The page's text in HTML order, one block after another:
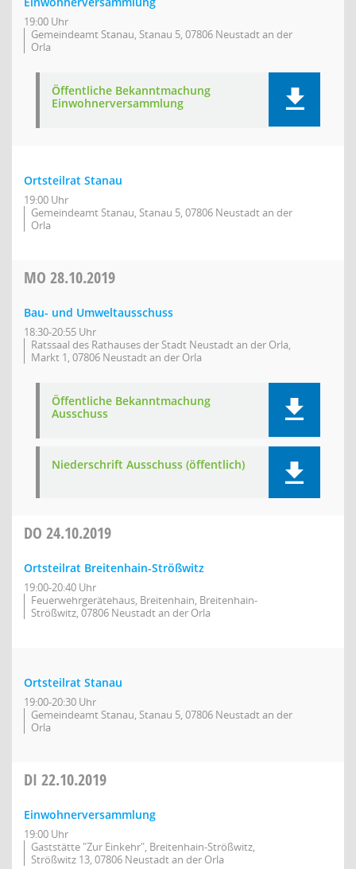
19:00 Uhr
Gemeindeamt Stanau, Stanau 5, 07806 Neustadt an der
Orla
Öffentliche Bekanntmachung
Einwohnerversammlung
Ortsteilrat Stanau
19:00 Uhr
Gemeindeamt Stanau, Stanau 5, 07806 Neustadt an der
Orla
MO 28.10.2019
Bau- und Umweltausschuss
18:30-20:55 Uhr
Ratssaal des Rathauses der Stadt Neustadt an der Orla,
Markt 1, 07806 Neustadt an der Orla
Öffentliche Bekanntmachung
Ausschuss
Niederschrift Ausschuss (öffentlich)
DO 24.10.2019
Ortsteilrat Breitenhain-Strößwitz
19:00-20:40 Uhr
Feuerwehrgerätehaus, Breitenhain, Breitenhain-
Strößwitz, 07806 Neustadt an der Orla
Ortsteilrat Stanau
19:00-20:30 Uhr
Gemeindeamt Stanau, Stanau 5, 07806 Neustadt an der
Orla
DI 22.10.2019
Einwohnerversammlung
19:00 Uhr
Gaststätte "Zur Einkehr", Breitenhain-Strößwitz,
Strößwitz 13, 07806 Neustadt an der Orla